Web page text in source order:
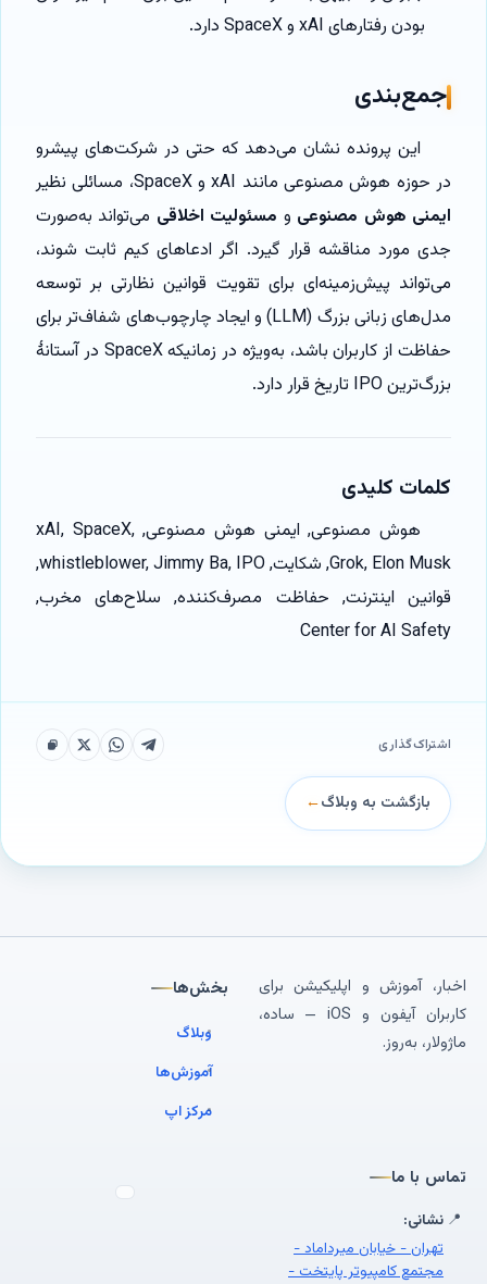
بودن رفتارهای xAI و SpaceX دارد.
جمع‌بندی
این پرونده نشان می‌دهد که حتی در شرکت‌های پیشرو
در حوزه هوش مصنوعی مانند xAI و SpaceX، مسائلی نظیر
ایمنی هوش مصنوعی و مسئولیت اخلاقی می‌تواند به‌صورت
جدی مورد مناقشه قرار گیرد. اگر ادعاهای کیم ثابت شوند،
می‌تواند پیش‌زمینه‌ای برای تقویت قوانین نظارتی بر توسعه
مدل‌های زبانی بزرگ (LLM) و ایجاد چارچوب‌های شفاف‌تر برای
حفاظت از کاربران باشد، به‌ویژه در زمانیکه SpaceX در آستانهٔ
بزرگ‌ترین IPO تاریخ قرار دارد.
کلمات کلیدی
هوش مصنوعی, ایمنی هوش مصنوعی, xAI, SpaceX,
Grok, Elon Musk, شکایت, whistleblower, Jimmy Ba, IPO,
قوانین اینترنت, حفاظت مصرف‌کننده, سلاح‌های مخرب,
Center for AI Safety
اشتراک‌گذاری
بازگشت به وبلاگ←
اخبار، آموزش و اپلیکیشن برای
کاربران آیفون و iOS — ساده،
ماژولار، به‌روز.
بخش‌ها
وبلاگ
آموزش‌ها
مرکز اپ
تماس با ما
📍 نشانی:
تهران - خیابان میرداماد -
مجتمع کامپیوتر پایتخت -